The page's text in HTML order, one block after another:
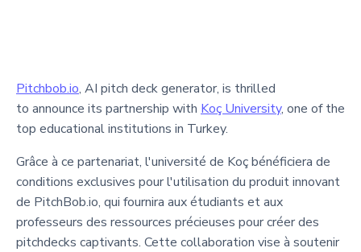
Pitchbob.io, AI pitch deck generator, is thrilled
to announce its partnership with Koç University, one of the
top educational institutions in Turkey.
Grâce à ce partenariat, l'université de Koç bénéficiera de
conditions exclusives pour l'utilisation du produit innovant
de PitchBob.io, qui fournira aux étudiants et aux
professeurs des ressources précieuses pour créer des
pitchdecks captivants. Cette collaboration vise à soutenir